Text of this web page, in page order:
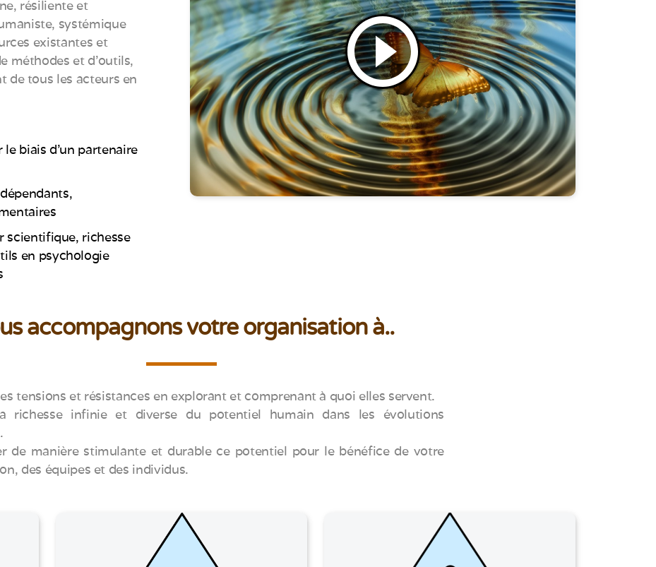
résiliente et
systémique
existantes et
méthodes et d’outils,
de tous les acteurs en
le biais d'un partenaire
scientifique, richesse
en psychologie
accompagnons votre organisation à..
tensions et résistances en explorant et comprenant à quoi elles servent.
richesse infinie et diverse du potentiel humain dans les évolutions
de manière stimulante et durable ce potentiel pour le bénéfice de votre
des équipes et des individus.